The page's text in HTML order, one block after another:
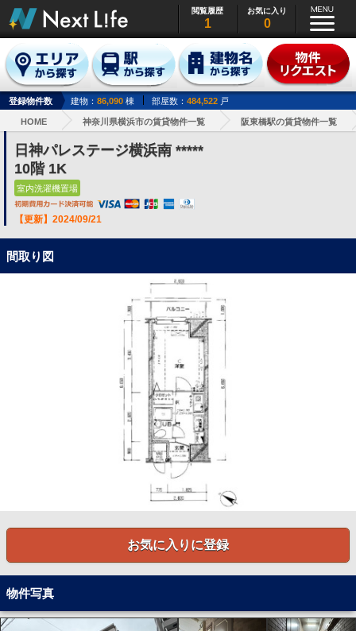
閲覧履歴
1
お気に入り
0
登録物件数 建物： 86,090 棟 部屋数： 484,522 戸
HOME 神奈川県横浜市の賃貸物件一覧 阪東橋駅の賃貸物件一覧
日神パレステージ横浜南 *****
10階 1K
室内洗濯機置場
【更新】2024/09/21
間取り図
お気に入りに登録
物件写真